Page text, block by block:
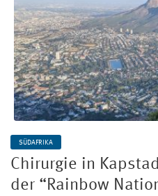
SÜDAFRIKA
Chirurgie in
der “Rainbow